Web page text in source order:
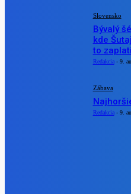
Slovensko
Bývalý
kde
to
Redakcia - 9.
Zábava
Redakcia - 9.